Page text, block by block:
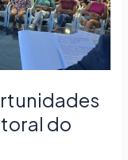
do